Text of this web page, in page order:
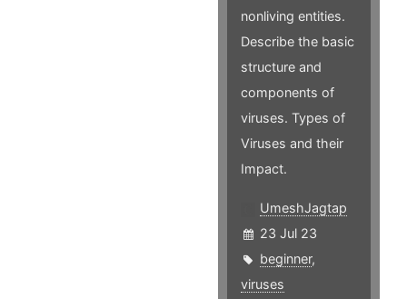
nonliving entities.
Describe the basic
structure and
components of
viruses. Types of
Viruses and their
Impact.
UmeshJagtap
23 Jul 23
beginner,
viruses